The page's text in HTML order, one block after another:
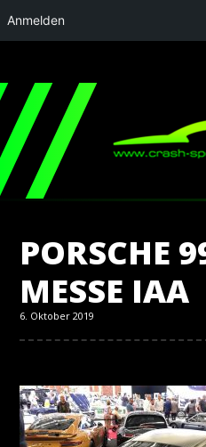
PORSCHE
MESSE IAA
6. Oktober 2019
Anmelden